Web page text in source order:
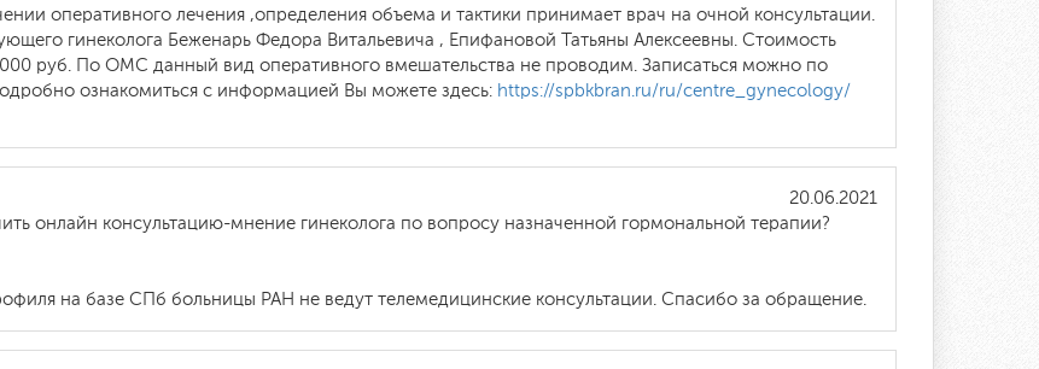
оперативного лечения ,определения объема и тактики принимает врач на очной консультации.
гинеколога Беженарь Федора Витальевича , Епифановой Татьяны Алексеевны. Стоимость
руб. По ОМС данный вид оперативного вмешательства не проводим. Записаться можно по
ознакомиться с информацией Вы можете здесь: https://spbkbran.ru/ru/centre_gynecology/
20.06.2021
онлайн консультацию-мнение гинеколога по вопросу назначенной гормональной терапии?
на базе СПб больницы РАН не ведут телемедицинские консультации. Спасибо за обращение.